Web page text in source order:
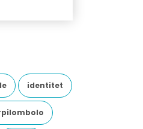
identitet